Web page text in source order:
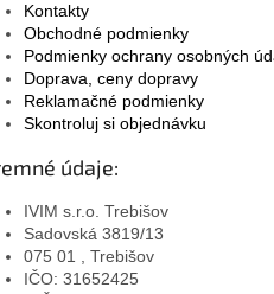
Kontakty
Obchodné podmienky
Podmienky ochrany osobných
Doprava, ceny dopravy
Reklamačné podmienky
Skontroluj si objednávku
údaje:
IVIM s.r.o. Trebišov
Sadovská 3819/13
075 01 , Trebišov
IČO: 31652425